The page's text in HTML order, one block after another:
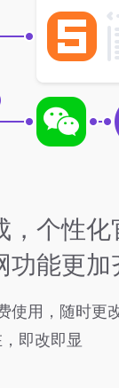
个性化
功能更加
使用，随时更
即改即显